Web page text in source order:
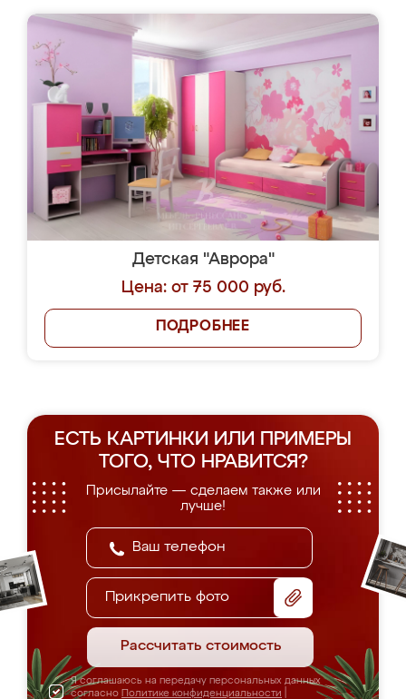
Детская "Аврора"
Цена: от 75 000 руб.
ПОДРОБНЕЕ
ЕСТЬ КАРТИНКИ ИЛИ ПРИМЕРЫ
ТОГО, ЧТО НРАВИТСЯ?
Присылайте — сделаем также или
лучше!
Прикрепить фото
Рассчитать стоимость
Я соглашаюсь на передачу персональных данных
согласно Политике конфиденциальности